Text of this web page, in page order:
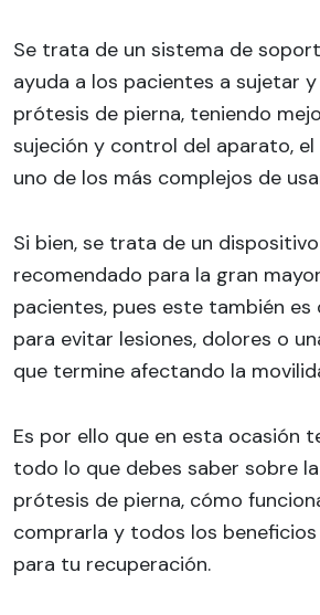
Se trata de un sistema de
ayuda a los pacientes a sujetar
prótesis de pierna, teniendo
sujeción y control del aparato, el
uno de los más complejos de
Si bien, se trata de un
recomendado para la gran
pacientes, pues este también es
para evitar lesiones, dolores o
que termine afectando la
Es por ello que en esta ocasión
todo lo que debes saber sobre
prótesis de pierna, cómo
comprarla y todos los
para tu recuperación.